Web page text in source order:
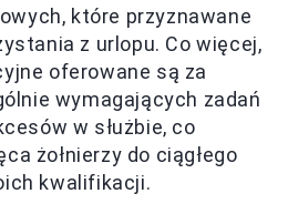
które przyznawane
z urlopu. Co więcej,
oferowane są za
wymagających zadań
w służbie, co
żołnierzy do ciągłego
kwalifikacji.